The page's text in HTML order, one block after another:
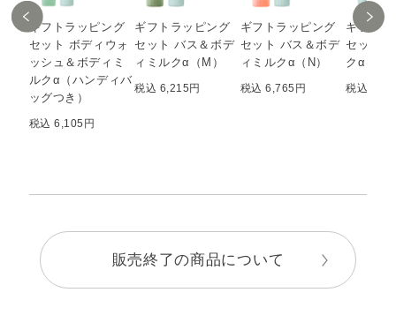
ギフトラッピング
セット ボディウォ
ッシュ＆ボディミ
ルクα（ハンディバ
ッグつき）
税込 6,105円
ギフトラッピング
セット バス＆ボデ
ィミルクα（M）
税込 6,215円
ギフトラッピング
セット バス＆ボデ
ィミルクα（N）
税込 6,765円
ギフト
セット
クα＆ア
税込
販売終了の商品について